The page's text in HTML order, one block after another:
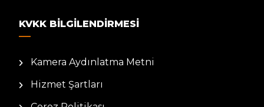
KVKK BILGILENDIRMESI
Kamera Aydınlatma Metni
Hizmet Şartları